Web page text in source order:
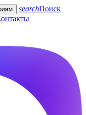
searchПоиск